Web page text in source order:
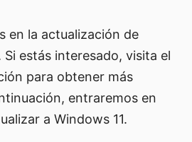
en la actualización de
Si estás interesado, visita el
para obtener más
entraremos en
a Windows 11.